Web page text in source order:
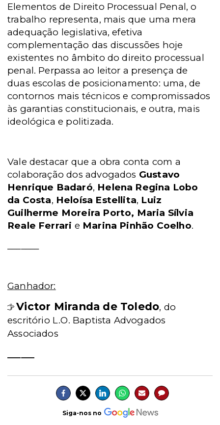
Elementos de Direito Processual Penal, o
trabalho representa, mais que uma mera
adequação legislativa, efetiva
complementação das discussões hoje
existentes no âmbito do direito processual
penal. Perpassa ao leitor a presença de
duas escolas de posicionamento: uma, de
contornos mais técnicos e compromissados
às garantias constitucionais, e outra, mais
ideológica e politizada.
Vale destacar que a obra conta com a
colaboração dos advogados Gustavo
Henrique Badaró, Helena Regina Lobo
da Costa, Heloísa Estellita, Luiz
Guilherme Moreira Porto, Maria Sílvia
Reale Ferrari e Marina Pinhão Coelho.
Ganhador:
Victor Miranda de Toledo, do
escritório L.O. Baptista Advogados
Associados
Siga-nos no